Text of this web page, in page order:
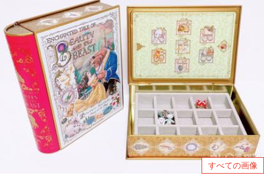
すべての画像